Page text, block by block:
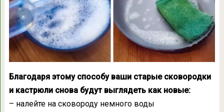
Благодаря этому способу ваши старые сковородки
и кастрюли снова будут выглядеть как новые:
– налейте на сковороду немного воды